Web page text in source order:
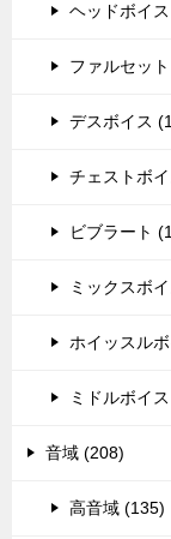
ヘッドボイ
ファルセッ
デスボイス
チェストボ
ビブラート
ミックスボ
ホイッスル
ミドルボイ
音域 (208)
高音域 (135)